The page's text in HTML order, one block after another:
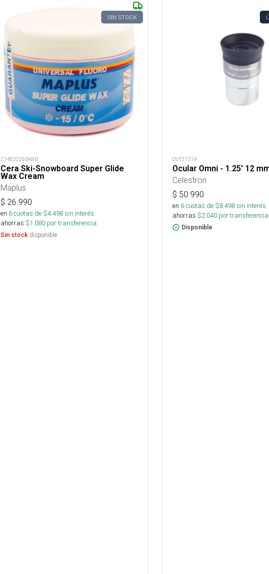
SIN STOCK
21482026BARB
Cera Ski-Snowboard Super Glide
Wax Cream
Maplus
$ 26.990
en 6cuotas de $4.498sin interés
ahorras $1.080 por transferencia.
Sin stock disponible
OUT31374
Ocular Omni - 1.25' 12
Celestron
$ 50.990
en 6cuotas de $8.498sin interés
ahorras $2.040 por
Disponible